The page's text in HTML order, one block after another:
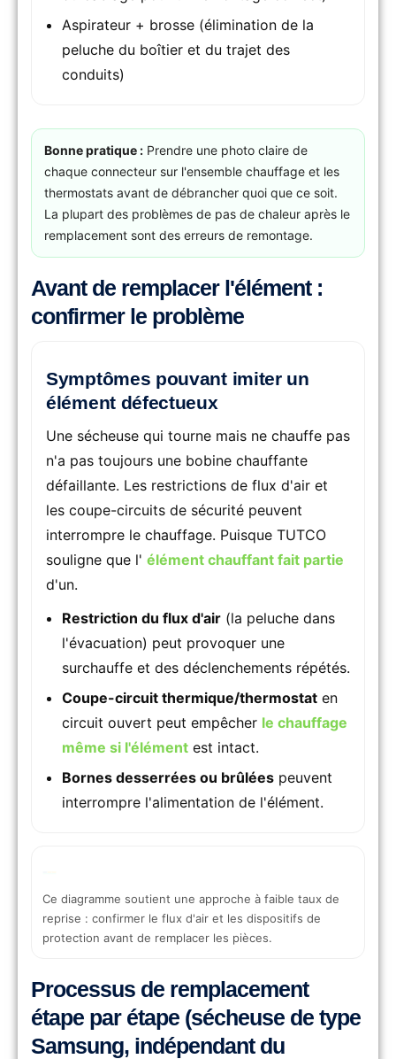
Aspirateur + brosse (élimination de la
peluche du boîtier et du trajet des
conduits)
Bonne pratique : Prendre une photo claire de
chaque connecteur sur l'ensemble chauffage et les
thermostats avant de débrancher quoi que ce soit.
La plupart des problèmes de pas de chaleur après le
remplacement sont des erreurs de remontage.
Avant de remplacer l'élément :
confirmer le problème
Symptômes pouvant imiter un
élément défectueux
Une sécheuse qui tourne mais ne chauffe pas
n'a pas toujours une bobine chauffante
défaillante. Les restrictions de flux d'air et
les coupe-circuits de sécurité peuvent
interrompre le chauffage. Puisque TUTCO
souligne que l' élément chauffant fait partie
d'un.
Restriction du flux d'air (la peluche dans
l'évacuation) peut provoquer une
surchauffe et des déclenchements répétés.
Coupe-circuit thermique/thermostat en
circuit ouvert peut empêcher le chauffage
même si l'élément est intact.
Bornes desserrées ou brûlées peuvent
interrompre l'alimentation de l'élément.
Ce diagramme soutient une approche à faible taux de
reprise : confirmer le flux d'air et les dispositifs de
protection avant de remplacer les pièces.
Processus de remplacement
étape par étape (sécheuse de type
Samsung, indépendant du